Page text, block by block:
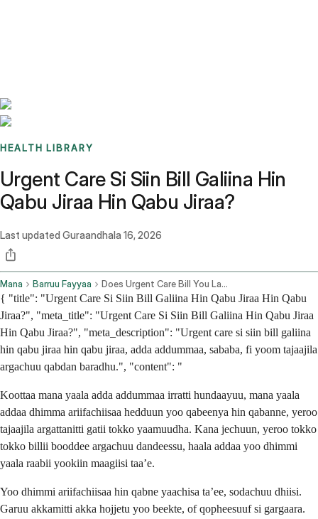
HEALTH LIBRARY
Urgent Care Si Siin Bill Galiina Hin
Qabu Jiraa Hin Qabu Jiraa?
Last updated Guraandhala 16, 2026
Mana Barruu Fayyaa Does Urgent Care Bill You Later Without Insurance
{ "title": "Urgent Care Si Siin Bill Galiina Hin Qabu Jiraa Hin Qabu
Jiraa?", "meta_title": "Urgent Care Si Siin Bill Galiina Hin Qabu Jiraa
Hin Qabu Jiraa?", "meta_description": "Urgent care si siin bill galiina
hin qabu jiraa hin qabu jiraa, adda addummaa, sababa, fi yoom tajaajila
argachuu qabdan baradhu.", "content": "
Koottaa mana yaala adda addummaa irratti hundaayuu, mana yaala
addaa dhimma ariifachiisaa hedduun yoo qabeenya hin qabanne, yeroo
tajaajila argattanitti gatii tokko yaamuudha. Kana jechuun, yeroo tokko
tokko billii booddee argachuu dandeessu, haala addaa yoo dhimmi
yaala raabii yookiin maagiisi taa’e.
Yoo dhimmi ariifachiisaa hin qabne yaachisa ta’ee, sodachuu dhiisi.
Garuu akkamitti akka hojjetu yoo beekte, of qopheesuuf si gargaara.